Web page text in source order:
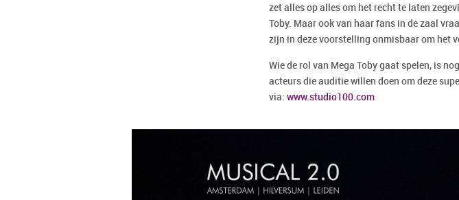
zet alles op alles om het recht te laten
Toby. Maar ook van haar fans in de zaal
zijn in deze voorstelling onmisbaar om het
Wie de rol van Mega Toby gaat spelen, is
acteurs die auditie willen doen om deze
via: www.studio100.com